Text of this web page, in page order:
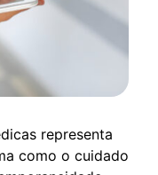
representa
como o cuidado